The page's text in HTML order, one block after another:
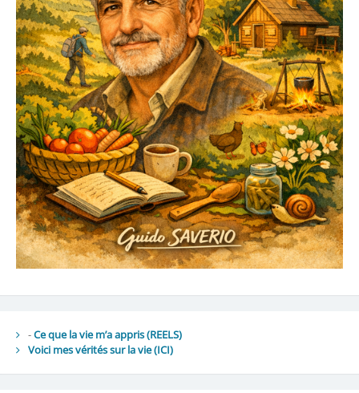
-Ce que la vie m’a appris (REELS)
Voici mes vérités sur la vie(ICI)